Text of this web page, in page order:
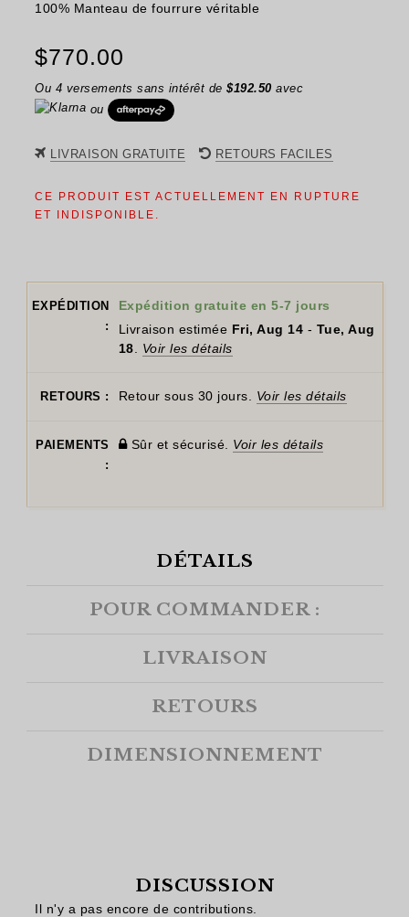
100% Manteau de fourrure véritable
$770.00
Ou 4 versements sans intérêt de $192.50 avec
ou
LIVRAISON GRATUITE RETOURS FACILES
CE PRODUIT EST ACTUELLEMENT EN RUPTURE
ET INDISPONIBLE.
EXPÉDITION
:
Expédition gratuite en 5-7 jours
Livraison estimée Fri, Aug 14 - Tue, Aug
18
Voir les détails
RETOURS : Retour sous 30 jours. Voir les détails
PAIEMENTS
:
Sûr et sécurisé. Voir les détails
DÉTAILS
POUR COMMANDER :
LIVRAISON
RETOURS
DIMENSIONNEMENT
DISCUSSION
Il n'y a pas encore de contributions.